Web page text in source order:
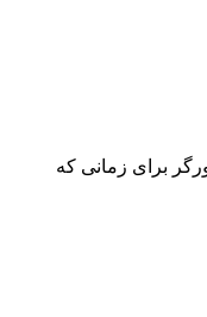
برای زمانی که